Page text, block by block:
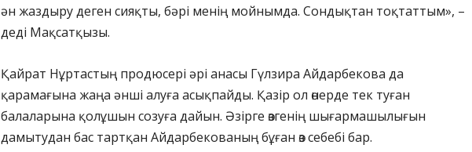
ән жаздыру деген сияқты, бәрі менің мойнымда. Сондықтан тоқтаттым», –
деді Мақсатқызы.
Қайрат Нұртастың продюсері әрі анасы Гүлзира Айдарбекова да
қарамағына жаңа әнші алуға асықпайды. Қазір ол өнерде тек туған
балаларына қолұшын созуға дайын. Әзірге өзгенің шығармашылығын
дамытудан бас тартқан Айдарбекованың бұған өз себебі бар.